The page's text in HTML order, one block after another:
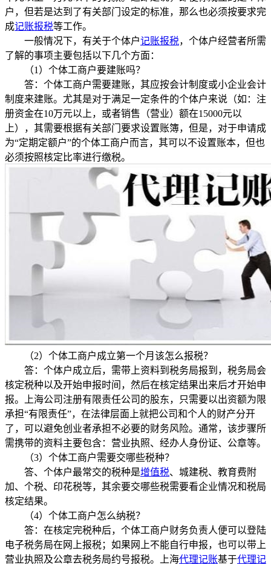
户，但若是达到了有关部门设定的标准，那么也必须按要求完
成记账报税等工作。
一般情况下，有关于个体户记账报税，个体户经营者所需
了解的事项主要包括以下几个方面：
（1）个体工商户要建账吗？
答：个体工商户需要建账，其应按会计制度或小企业会计
制度来建账。尤其是对于满足一定条件的个体户来说（如：注
册资金在10万元以上，或者销售（营业）额在15000元以
上），其需要根据有关部门要求设置账簿，但是，对于申请成
为“定期定额户”的个体工商户而言，其可以不设置账本，但也
必须按照核定比率进行缴税。
（2）个体工商户成立第一个月该怎么报税？
答：个体户成立后，需带上资料到税务局报到，税务局会
核定税种以及开始申报时间，然后在核定结果出来后才开始申
报。上海公司注册有限责任公司的股东，只需要以出资额为限
承担“有限责任”，在法律层面上就把公司和个人的财产分开
了，可以避免创业者承担不必要的财务风险。通常，该步骤所
需携带的资料主要包含：营业执照、经办人身份证、公章等。
（3）个体工商户需要交哪些税种？
答、个体户最常交的税种是增值税、城建税、教育费附
加、个税、印花税等，其余要交哪些税需要看企业情况和税局
核定结果。
（4）个体工商户怎么纳税？
答：在核定完税种后，个体工商户财务负责人便可以登陆
电子税务局在网上报税；如果网上不能自行申报，也可以带上
营业执照及公章去税务局约号报税。上海代理记账基于代理记